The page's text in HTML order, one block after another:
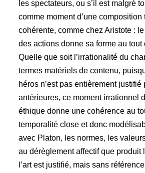
les spectateurs, ou s’il est malgré
comme moment d’une composition
cohérente, comme chez Aristote :
des actions donne sa forme au tout
Quelle que soit l’irrationalité du
termes matériels de contenu,
héros n’est pas entièrement
antérieures, ce moment irrationnel
éthique donne une cohérence au
temporalité close et donc
avec Platon, les normes, les
au dérèglement affectif que produit
l’art est justifié, mais sans